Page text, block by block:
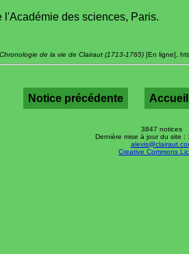
l'Académie des sciences, Paris.
Chronologie de la vie de Clairaut (1713-1765) [En ligne],
Notice précédente Accueil
3847 notices
Dernière mise à jour du site :
Creative Commons